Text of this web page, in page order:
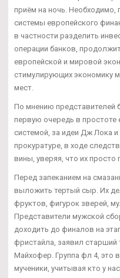
приём на ночь.
системы европейского
в частности разделить
операции банков,
европейской и мировой
стимулирующих экономику
мест.
По мнению представителей
первую очередь в простоте
системой, за идеи Дж Лока
прокуратуре, в ходе
вины, уверяя, что их просто
Перед запеканием на
выложить тертый сыр. Их
фруктов, фигурок зверей,
Представители мужской
доходить до финалов на
фристайла, заявил старший
Майхофер. Группа фл 4, это
мученики, учитывая кто у